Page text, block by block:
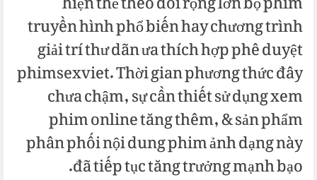
truyền hình phổ biến hay chương trình
giải trí thư dãn ưa thích hợp phê duyệt
phimsexviet. Thời gian phương thức đây
chưa chậm, sự cần thiết sử dụng xem
phim online tăng thêm, & sản phẩm
phân phối nội dung phim ảnh dạng này
đã tiếp tục tăng trưởng mạnh bạo.